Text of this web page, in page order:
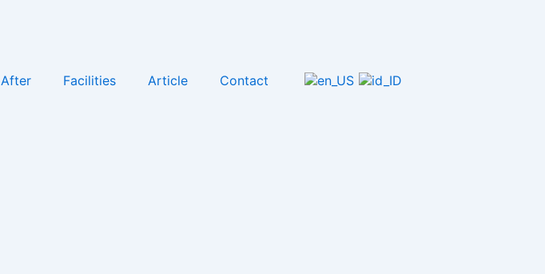
Facilities Article Contact